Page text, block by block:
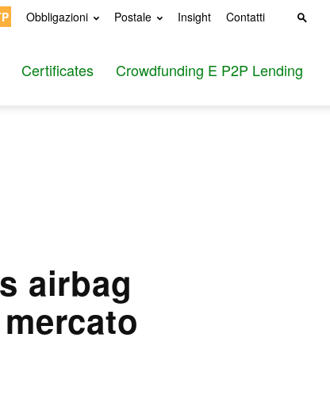
Obbligazioni Postale Insight Contatti
Certificates Crowdfunding E P2P Lending
airbag